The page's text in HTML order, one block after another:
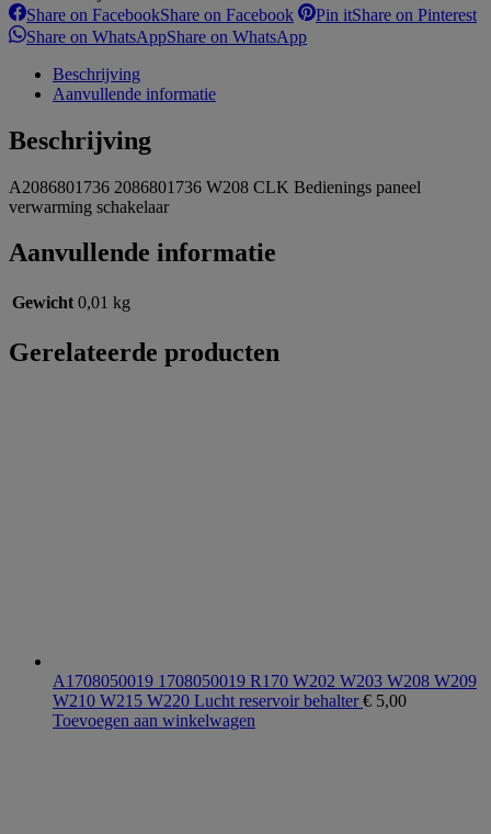
Share on FacebookShare on Facebook Pin itShare on Pinterest
Share on WhatsAppShare on WhatsApp
Beschrijving
Aanvullende informatie
Beschrijving
A2086801736 2086801736 W208 CLK Bedienings paneel
verwarming schakelaar
Aanvullende informatie
Gewicht 0,01 kg
Gerelateerde producten
A1708050019 1708050019 R170 W202 W203 W208 W209
W210 W215 W220 Lucht reservoir behalter€ 5,00
Toevoegen aan winkelwagen